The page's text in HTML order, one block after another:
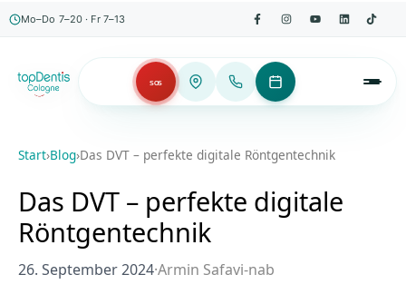
Mo–Do 7–20 · Fr 7–13
SOS
Start›Blog›Das DVT – perfekte digitale Röntgentechnik
Das DVT – perfekte digitale
Röntgentechnik
26. September 2024·Armin Safavi-nab